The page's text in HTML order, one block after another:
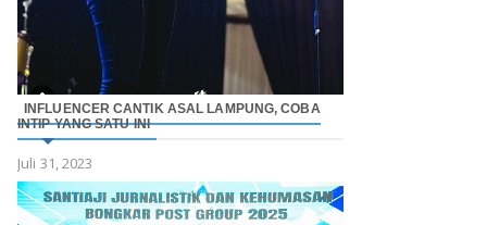
INFLUENCER CANTIK ASAL LAMPUNG, COBA
INTIP YANG SATU INI
Juli 31, 2023